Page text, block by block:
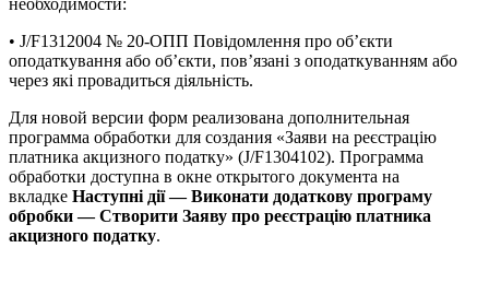
необходимости:
• J/F1312004 № 20-ОПП Повідомлення про об’єкти
оподаткування або об’єкти, пов’язані з оподаткуванням або
через які провадиться діяльність.
Для новой версии форм реализована дополнительная
программа обработки для создания «Заяви на реєстрацію
платника акцизного податку» (J/F1304102). Программа
обработки доступна в окне открытого документа на
вкладке Наступні дії — Виконати додаткову програму
обробки — Створити Заяву про реєстрацію платника
акцизного податку.